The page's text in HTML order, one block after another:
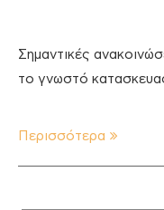
Σημαντικές
το γνωστό
Περισσότερα